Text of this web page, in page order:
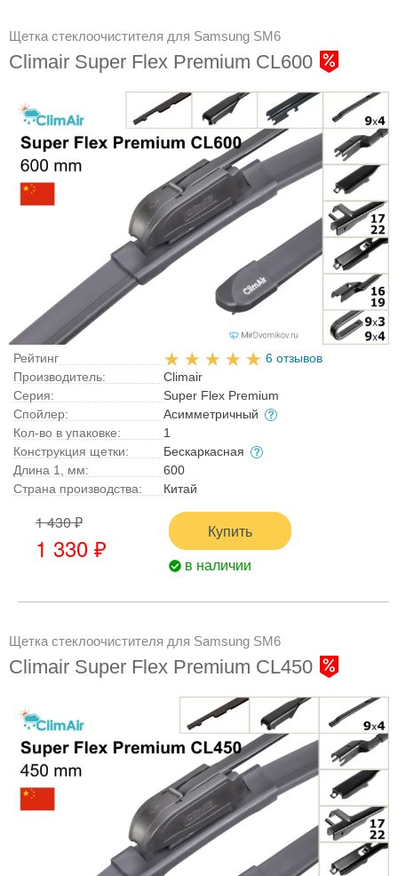
Щетка стеклоочистителя для Samsung SM6
Climair Super Flex Premium CL600
Рейтинг
6 отзывов
Производитель:
Climair
Серия:
Super Flex Premium
Спойлер:
Асимметричный
Кол-во в упаковке:
1
Конструкция щетки:
Бескаркасная
Длина 1, мм:
600
Страна производства:
Китай
1 430 ₽
1 330 ₽
Купить
в наличии
Щетка стеклоочистителя для Samsung SM6
Climair Super Flex Premium CL450